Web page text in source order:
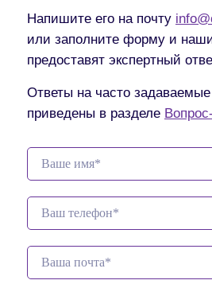
Напишите его на почту
или заполните форму и
предоставят экспертный
Ответы на часто
приведены в разделе